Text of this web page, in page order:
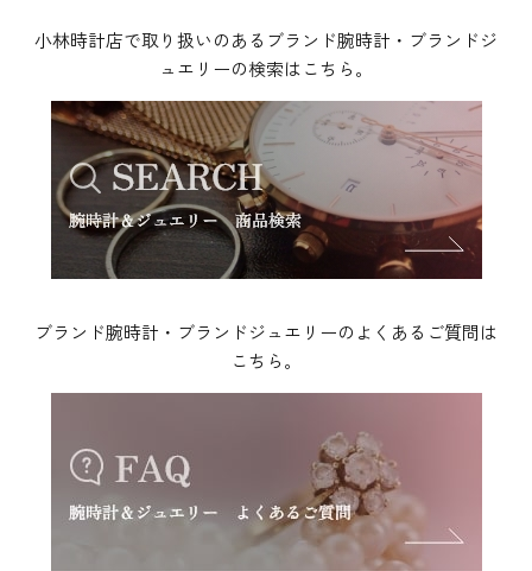
小林時計店で取り扱いのあるブランド腕時計・ブランドジ
ュエリーの検索はこちら。
ブランド腕時計・ブランドジュエリーのよくあるご質問は
こちら。